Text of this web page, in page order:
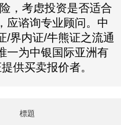
，考虑投资是否适合
应谘询专业顾问。中
/界内证/牛熊证之流通
一为中银国际亚洲有
供买卖报价者。
標題